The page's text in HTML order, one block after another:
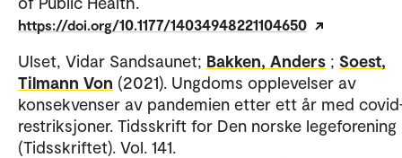
https://doi.org/10.1177/14034948221104650
Ulset, Vidar Sandsaunet; Bakken, Anders ; Soest,
Tilmann Von (2021). Ungdoms opplevelser av
konsekvenser av pandemien etter ett år med
restriksjoner. Tidsskrift for Den norske legeforening
(Tidsskriftet). Vol. 141.